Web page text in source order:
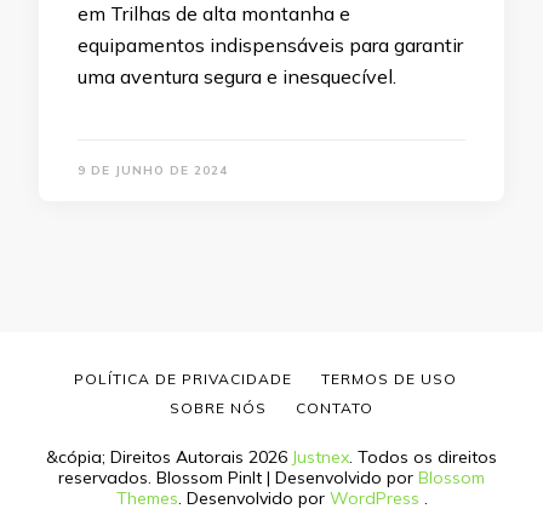
em Trilhas de alta montanha e
equipamentos indispensáveis para garantir
uma aventura segura e inesquecível.
9 DE JUNHO DE 2024
&cópia; Direitos Autorais 2026 Justnex. Todos os direitos
reservados. Blossom PinIt | Desenvolvido por Blossom
Themes. Desenvolvido por WordPress .
POLÍTICA DE PRIVACIDADE
TERMOS DE USO
SOBRE NÓS
CONTATO